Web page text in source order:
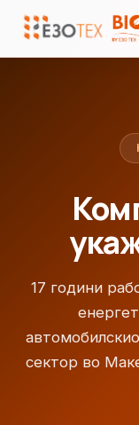
17 години
сектор во